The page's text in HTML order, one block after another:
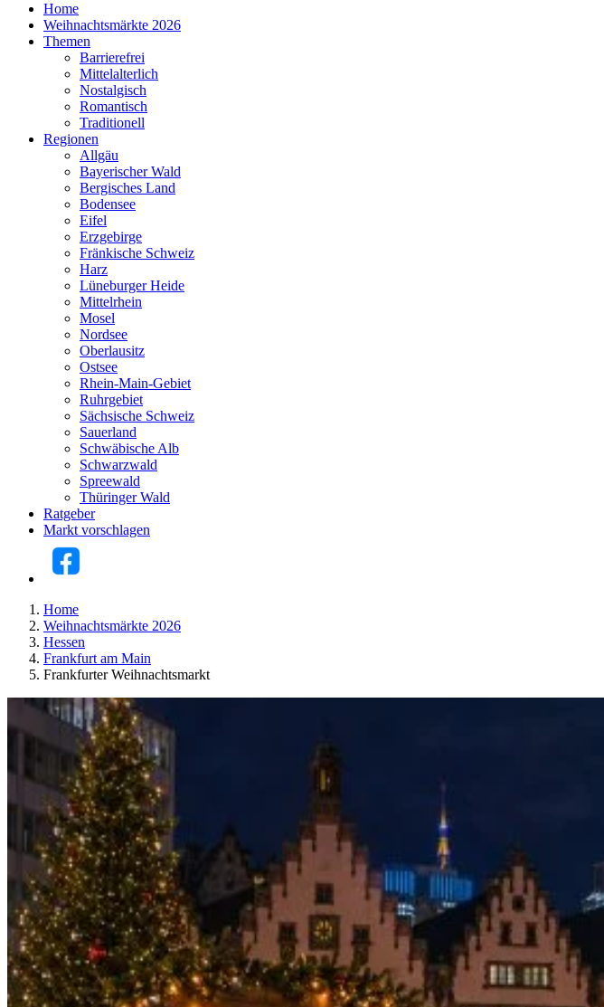
Home
Weihnachtsmärkte 2026
Themen
Barrierefrei
Mittelalterlich
Nostalgisch
Romantisch
Traditionell
Regionen
Allgäu
Bayerischer Wald
Bergisches Land
Bodensee
Eifel
Erzgebirge
Fränkische Schweiz
Harz
Lüneburger Heide
Mittelrhein
Mosel
Nordsee
Oberlausitz
Ostsee
Rhein-Main-Gebiet
Ruhrgebiet
Sächsische Schweiz
Sauerland
Schwäbische Alb
Schwarzwald
Spreewald
Thüringer Wald
Ratgeber
Markt vorschlagen
Home
Weihnachtsmärkte 2026
Hessen
Frankfurt am Main
Frankfurter Weihnachtsmarkt